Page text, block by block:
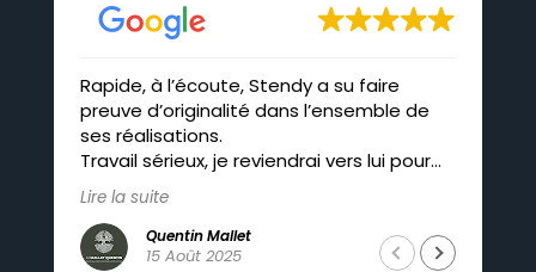
Rapide, à l’écoute, Stendy a su faire
preuve d’originalité dans l’ensemble de
ses réalisations.
Travail sérieux, je reviendrai vers lui pour
mes futurs projets.
Lire la suite
Quentin Mallet
15 Août 2025